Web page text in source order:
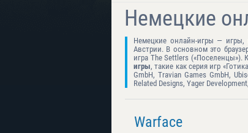
Немецкие
Немецкие онлайн-игры —
Австрии. В основном это
игра The Settlers («Поселенцы»).
игры, такие как серия игр
GmbH, Travian Games GmbH,
Related Designs, Yager
Warface